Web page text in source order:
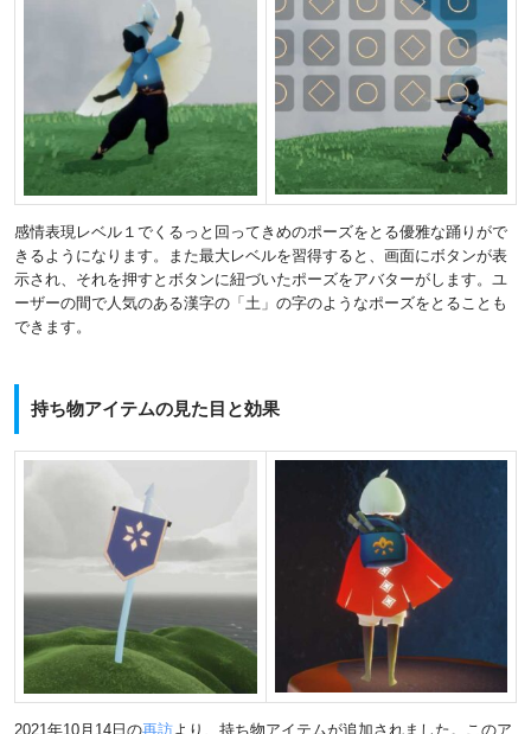
感情表現レベル１でくるっと回ってきめのポーズをとる優雅な踊りがで
きるようになります。また最大レベルを習得すると、画面にボタンが表
示され、それを押すとボタンに紐づいたポーズをアバターがします。ユ
ーザーの間で人気のある漢字の「土」の字のようなポーズをとることも
できます。
持ち物アイテムの見た目と効果
2021年10月14日の再訪より、持ち物アイテムが追加されました。このア